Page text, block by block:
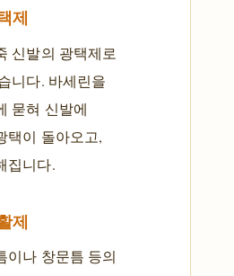
제
신발의 광택제로
니다. 바세린을
묻혀 신발에
택이 돌아오고,
집니다.
제
이나 창문틈 등의